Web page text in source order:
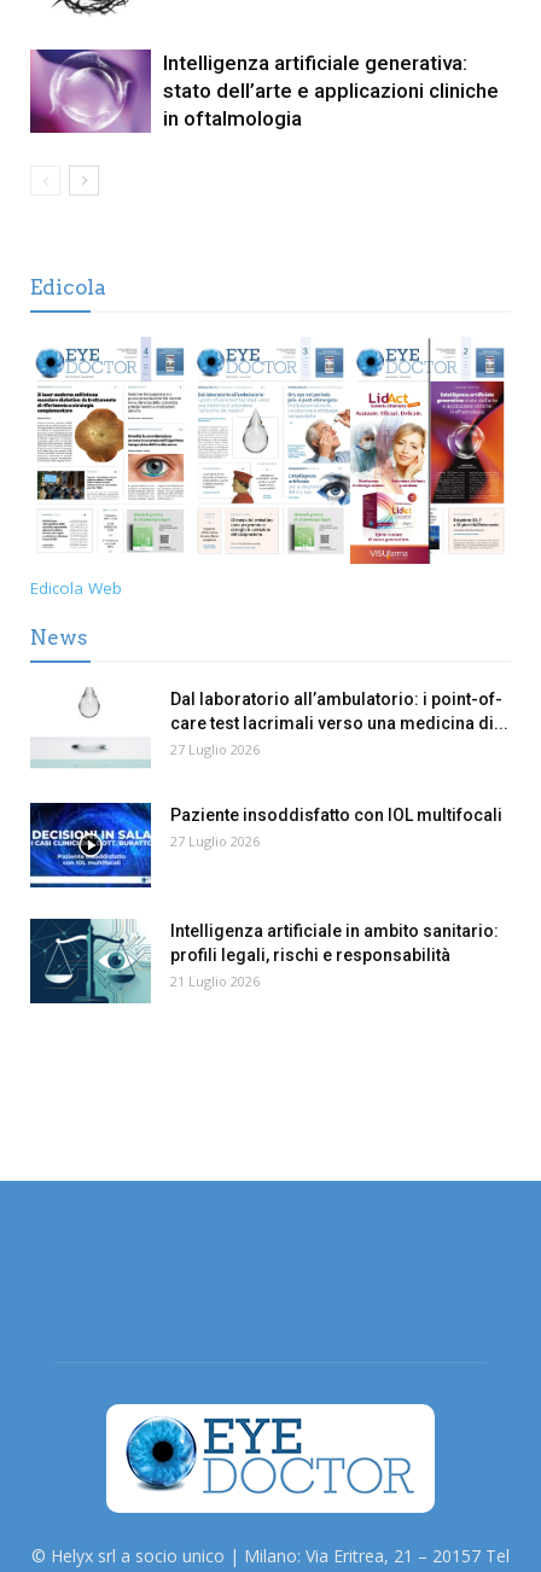
Intelligenza artificiale generativa:
stato dell’arte e applicazioni cliniche
in oftalmologia
Edicola
Edicola Web
News
Dal laboratorio all’ambulatorio: i point-of-
care test lacrimali verso una medicina di...
27 Luglio 2026
Paziente insoddisfatto con IOL multifocali
27 Luglio 2026
Intelligenza artificiale in ambito sanitario:
profili legali, rischi e responsabilità
21 Luglio 2026
© Helyx srl a socio unico | Milano: Via Eritrea, 21 – 20157 Tel